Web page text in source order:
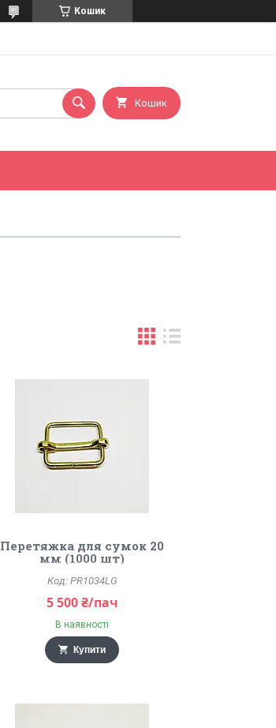
Кошик
Кошик
Перетяжка для сумок 20
мм (1000 шт)
PR1034LG
5 500 ₴/пач
В наявності
Купити